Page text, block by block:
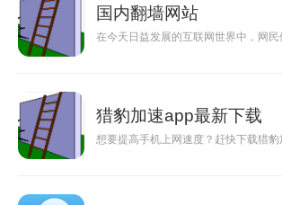
国内翻墙网站
在今天日益发展的互联网世界中，网
猎豹加速app最新下载
想要提高手机上网速度？赶快下载猎